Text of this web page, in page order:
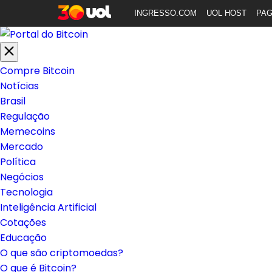
INGRESSO.COM UOL HOST
Compre Bitcoin
Notícias
Brasil
Regulação
Memecoins
Mercado
Política
Negócios
Tecnologia
Inteligência Artificial
Cotações
Educação
O que são criptomoedas?
O que é Bitcoin?